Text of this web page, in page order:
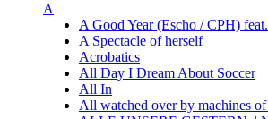
A
A Good Year (Escho / CPH)
A Spectacle of herself
Acrobatics
All Day I Dream About Soccer
All In
All watched over by machines